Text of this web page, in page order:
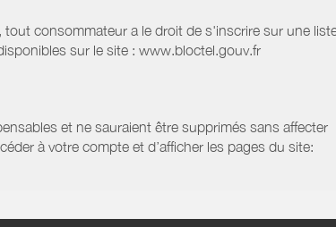
consommateur a le droit de s'inscrire sur une
sur le site : www.bloctel.gouv.fr
et ne sauraient être supprimés sans affecter
à votre compte et d’afficher les pages du site: